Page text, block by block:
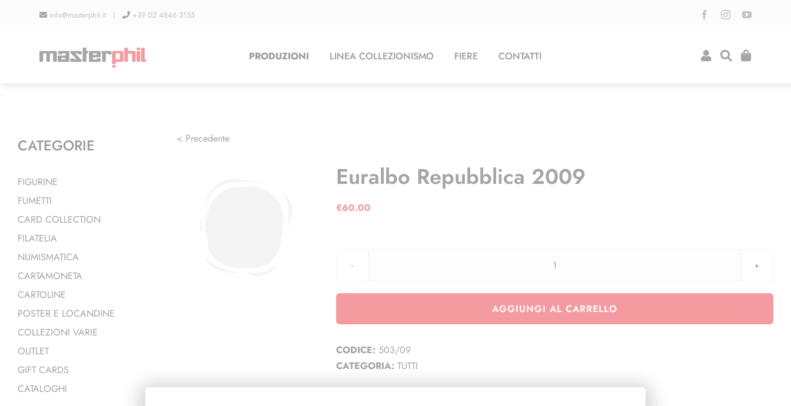
info@masterphil.it | +39 02 4846 3155
PRODUZIONI LINEA COLLEZIONISMO FIERE CONTATTI
< Precedente
Euralbo Repubblica 2009
€60.00
Euralbo
2009
AGGIUNGI AL CARRELLO
CODICE: 503/09
CATEGORIA: TUTTI
CATEGORIE
FIGURINE
FUMETTI
CARD COLLECTION
FILATELIA
NUMISMATICA
CARTAMONETA
CARTOLINE
POSTER E LOCANDINE
COLLEZIONI VARIE
OUTLET
GIFT CARDS
CATALOGHI